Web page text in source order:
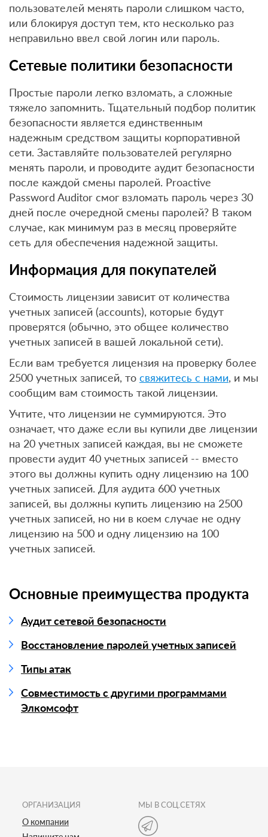
пользователей менять пароли слишком часто,
или блокируя доступ тем, кто несколько раз
неправильно ввел свой логин или пароль.
Сетевые политики безопасности
Простые пароли легко взломать, а сложные
тяжело запомнить. Тщательный подбор политик
безопасности является единственным
надежным средством защиты корпоративной
сети. Заставляйте пользователей регулярно
менять пароли, и проводите аудит безопасности
после каждой смены паролей. Proactive
Password Auditor смог взломать пароль через 30
дней после очередной смены паролей? В таком
случае, как минимум раз в месяц проверяйте
сеть для обеспечения надежной защиты.
Информация для покупателей
Стоимость лицензии зависит от количества
учетных записей (accounts), которые будут
проверятся (обычно, это общее количество
учетных записей в вашей локальной сети).
Если вам требуется лицензия на проверку более
2500 учетных записей, то свяжитесь с нами, и мы
сообщим вам стоимость такой лицензии.
Учтите, что лицензии не суммируются. Это
означает, что даже если вы купили две лицензии
на 20 учетных записей каждая, вы не сможете
провести аудит 40 учетных записей -- вместо
этого вы должны купить одну лицензию на 100
учетных записей. Для аудита 600 учетных
записей, вы должны купить лицензию на 2500
учетных записей, но ни в коем случае не одну
лицензию на 500 и одну лицензию на 100
учетных записей.
Основные преимущества продукта
Аудит сетевой безопасности
Восстановление паролей учетных записей
Типы атак
Совместимость с другими программами
Элкомсофт
ОРГАНИЗАЦИЯ
О компании
МЫ В СОЦ.СЕТЯХ